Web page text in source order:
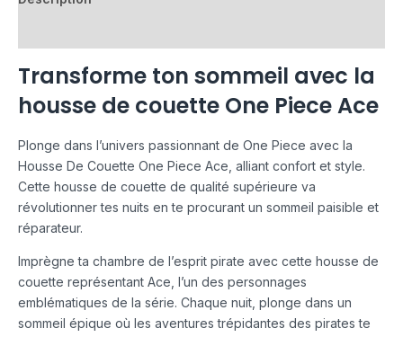
Transforme ton sommeil avec la
housse de couette One Piece Ace
Plonge dans l’univers passionnant de One Piece avec la
Housse De Couette One Piece Ace, alliant confort et style.
Cette housse de couette de qualité supérieure va
révolutionner tes nuits en te procurant un sommeil paisible et
réparateur.
Imprègne ta chambre de l’esprit pirate avec cette housse de
couette représentant Ace, l’un des personnages
emblématiques de la série. Chaque nuit, plonge dans un
sommeil épique où les aventures trépidantes des pirates te